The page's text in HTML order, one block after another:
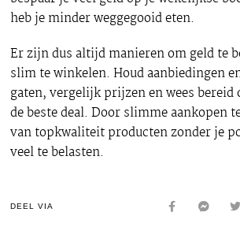
heb je minder weggegooid eten.
Er zijn dus altijd manieren om geld te
slim te winkelen. Houd aanbiedingen
gaten, vergelijk prijzen en wees bereid
de beste deal. Door slimme aankopen
van topkwaliteit producten zonder je
veel te belasten.
DEEL VIA